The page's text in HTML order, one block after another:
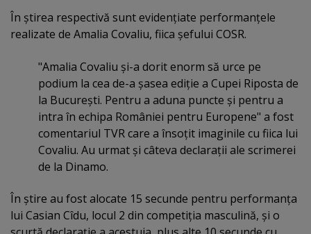
În ştirea respectivă sunt evidenţiate performanţele
realizate de Amalia Covaliu, fiica şefului COSR.
"Amalia Covaliu şi-a dorit enorm să urce pe
podium la cea de-a şasea ediţie a Cupei Riposta de
la Bucureşti. Pentru a aduna puncte şi pentru a
intra în echipa României pentru Europene" a fost
comentariul TVR care a însoţit imaginile cu fiica lui
Covaliu. Au urmat şi câteva declaraţii ale scrimerei
de la Dinamo.
În ştire au fost alocate 15 secunde pentru performanţa
lui Casian Cîdu, locul 2 din competiţia masculină, şi o